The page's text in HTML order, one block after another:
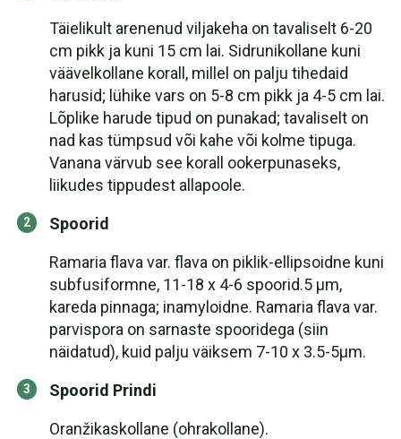
Täielikult arenenud viljakeha on tavaliselt 6-20
cm pikk ja kuni 15 cm lai. Sidrunikollane kuni
väävelkollane korall, millel on palju tihedaid
harusid; lühike vars on 5-8 cm pikk ja 4-5 cm lai.
Lõplike harude tipud on punakad; tavaliselt on
nad kas tümpsud või kahe või kolme tipuga.
Vanana värvub see korall ookerpunaseks,
liikudes tippudest allapoole.
Spoorid
Ramaria flava var. flava on piklik-ellipsoidne kuni
subfusiformne, 11-18 x 4-6 spoorid.5 µm,
kareda pinnaga; inamyloidne. Ramaria flava var.
parvispora on sarnaste spooridega (siin
näidatud), kuid palju väiksem 7-10 x 3.5-5µm.
Spoorid Prindi
Oranžikaskollane (ohrakollane).